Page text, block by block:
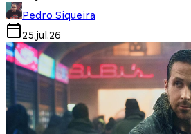
Pedro Siqueira
25.jul.26